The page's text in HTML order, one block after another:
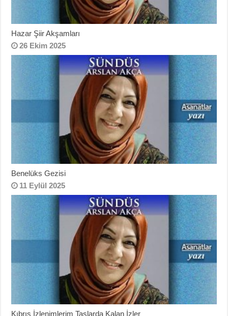
Hazar Şiir Akşamları
26 Ekim 2025
Benelüks Gezisi
11 Eylül 2025
Kıbrıs İzlenimlerim Taşlarda Kalan İzler